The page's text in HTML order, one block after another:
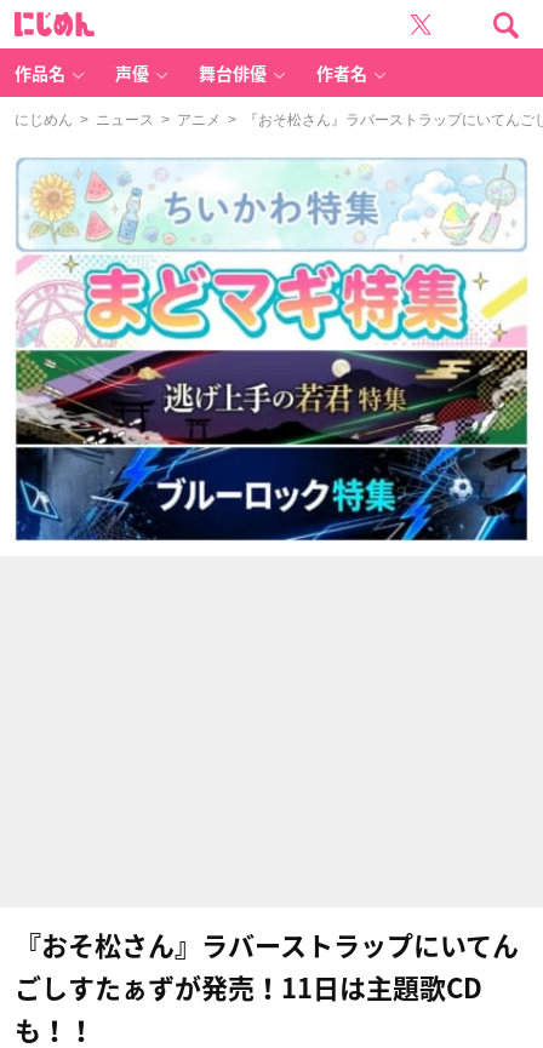
作品名 声優 舞台俳優 作者名
にじめん > ニュース > アニメ > 『おそ松さん』ラバーストラップにいてん
『おそ松さん』ラバーストラップにいてん
ごしすたぁずが発売！11日は主題歌CD
も！！